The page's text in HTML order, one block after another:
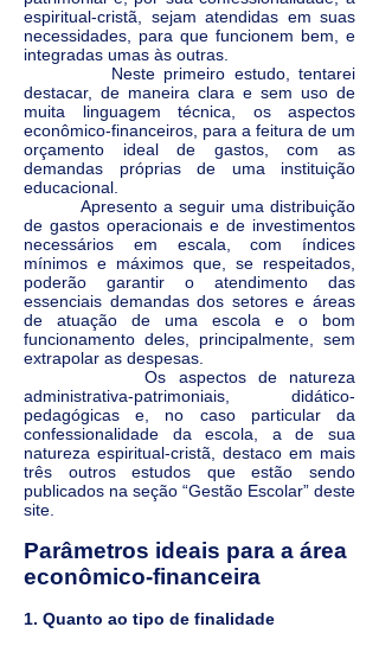
espiritual-cristã, sejam atendidas em suas
necessidades, para que funcionem bem, e
integradas umas às outras.
Neste primeiro estudo, tentarei
destacar, de maneira clara e sem uso de
muita linguagem técnica, os aspectos
econômico-financeiros, para a feitura de um
orçamento ideal de gastos, com as
demandas próprias de uma instituição
educacional.
Apresento a seguir uma distribuição
de gastos operacionais e de investimentos
necessários em escala, com índices
mínimos e máximos que, se respeitados,
poderão garantir o atendimento das
essenciais demandas dos setores e áreas
de atuação de uma escola e o bom
funcionamento deles, principalmente, sem
extrapolar as despesas.
Os aspectos de natureza
administrativa-patrimoniais, didático-
pedagógicas e, no caso particular da
confessionalidade da escola, a de sua
natureza espiritual-cristã, destaco em mais
três outros estudos que estão sendo
publicados na seção “Gestão Escolar” deste
site.
Parâmetros ideais para a área
econômico-financeira
1. Quanto ao tipo de finalidade